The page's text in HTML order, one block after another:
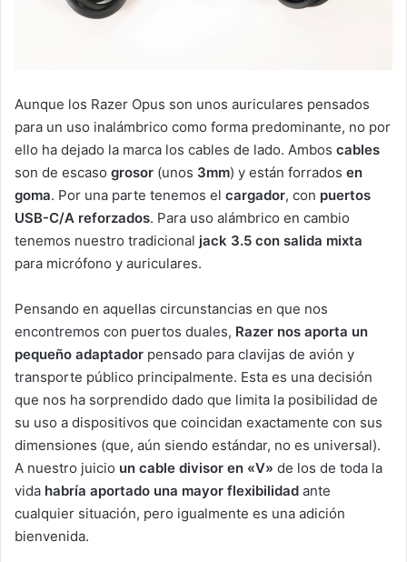
Aunque los Razer Opus son unos auriculares pensados
para un uso inalámbrico como forma predominante, no por
ello ha dejado la marca los cables de lado. Ambos cables
son de escaso grosor (unos 3mm) y están forrados en
goma. Por una parte tenemos el cargador, con puertos
USB-C/A reforzados. Para uso alámbrico en cambio
tenemos nuestro tradicional jack 3.5 con salida mixta
para micrófono y auriculares.
Pensando en aquellas circunstancias en que nos
encontremos con puertos duales, Razer nos aporta un
pequeño adaptador pensado para clavijas de avión y
transporte público principalmente. Esta es una decisión
que nos ha sorprendido dado que limita la posibilidad de
su uso a dispositivos que coincidan exactamente con sus
dimensiones (que, aún siendo estándar, no es universal).
A nuestro juicio un cable divisor en «V» de los de toda la
vida habría aportado una mayor flexibilidad ante
cualquier situación, pero igualmente es una adición
bienvenida.